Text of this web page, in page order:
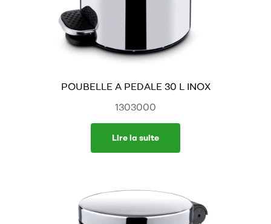
POUBELLE A PEDALE 30 L INOX
1303000
Lire la suite